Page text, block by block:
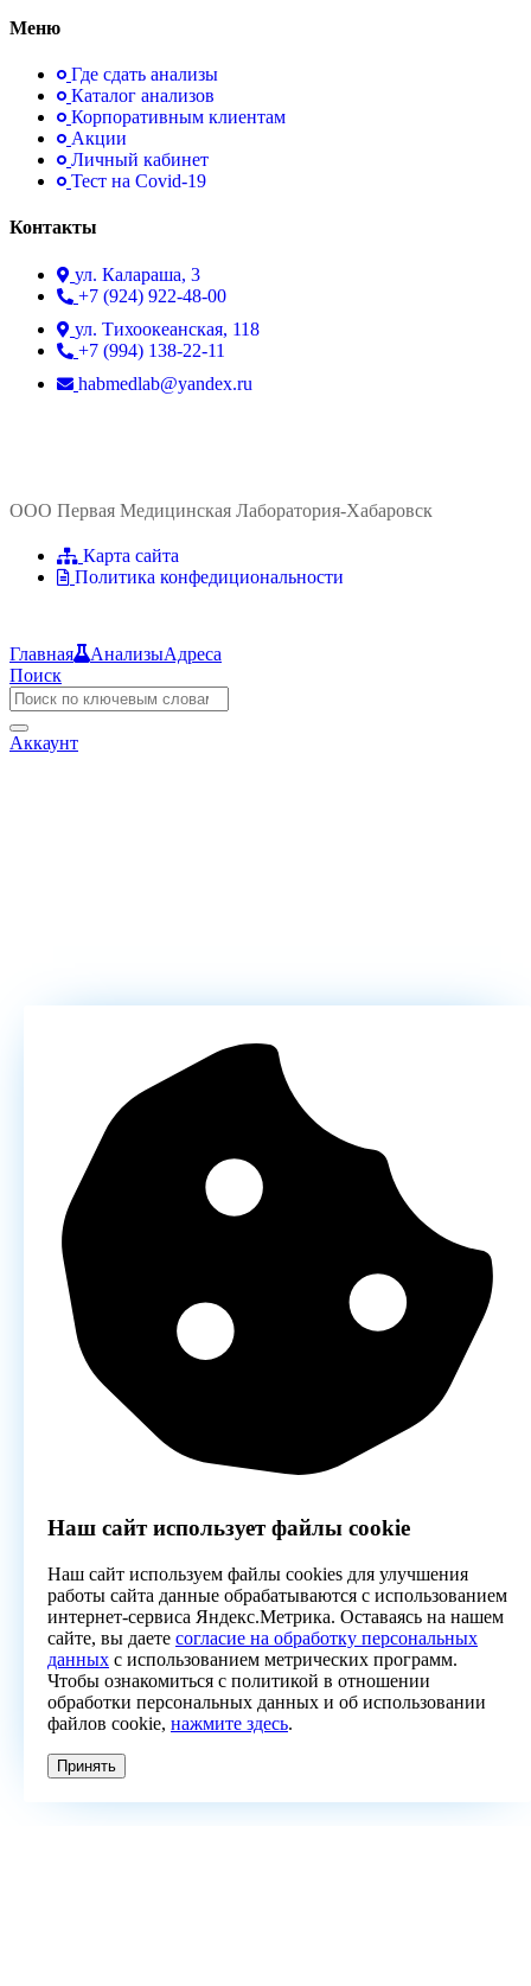
Меню
Где сдать анализы
Каталог анализов
Корпоративным клиентам
Акции
Личный кабинет
Тест на Covid-19
Контакты
ул. ​Калараша, 3
+7 (924) 922-48-00
ул. ​Тихоокеанская, 118
+7 (994) 138-22-11
habmedlab@yandex.ru
ООО Первая Медицинская Лаборатория-Хабаровск
Карта сайта
Политика конфедициональности
Наш сайт использует файлы cookie
Наш сайт используем файлы cookies для улучшения
работы сайта данные обрабатываются с использованием
интернет-сервиса Яндекс.Метрика. Оставаясь на нашем
сайте, вы даете согласие на обработку персональных
данных с использованием метрических программ.
Чтобы ознакомиться с политикой в отношении
обработки персональных данных и об использовании
файлов cookie, нажмите здесь.
Принять
Главная АнализыАдреса
Поиск
Аккаунт